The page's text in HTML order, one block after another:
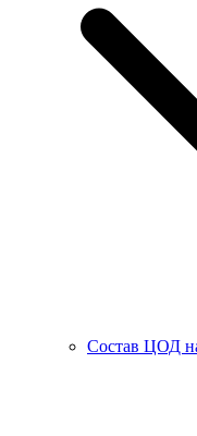
Состав ЦОД